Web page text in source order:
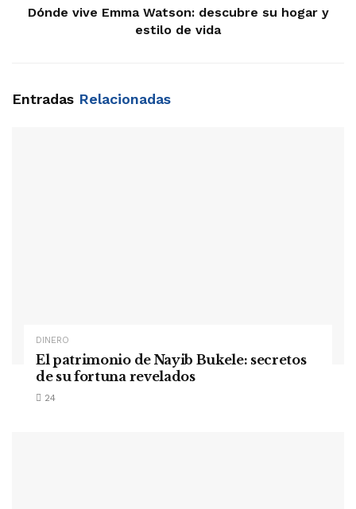
Dónde vive Emma Watson: descubre su hogar y
estilo de vida
Entradas Relacionadas
DINERO
El patrimonio de Nayib Bukele: secretos
de su fortuna revelados
24